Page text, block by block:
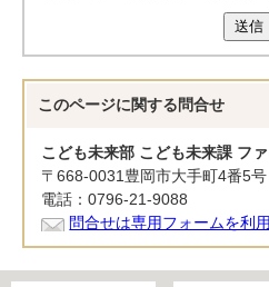
送信
このページに関する 問合せ
こども未来部 こども未来課 フ
〒668-0031豊岡市大手町4番5
電話：0796-21-9088
問合せは専用フォームを利